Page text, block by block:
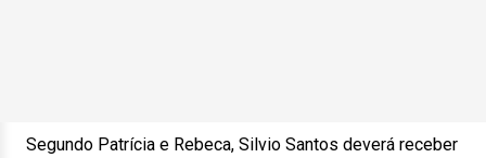
Segundo Patrícia e Rebeca, Silvio Santos deverá receber